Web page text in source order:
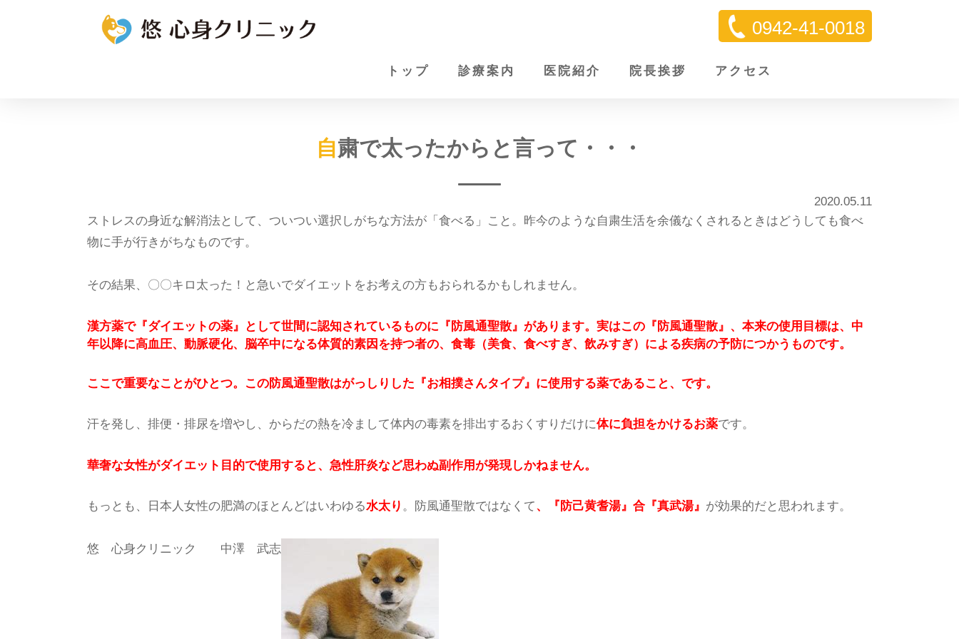
0942-41-0018
トップ 診療案内 医院紹介 院長挨拶 アクセス
自粛で太ったからと言って・・・
2020.05.11
ストレスの身近な解消法として、ついつい選択しがちな方法が「食べる」こと。昨今のような自粛生活を余儀なくされるときはどうしても食べ
物に手が行きがちなものです。
その結果、〇〇キロ太った！と急いでダイエットをお考えの方もおられるかもしれません。
漢方薬で『ダイエットの薬』として世間に認知されているものに『防風通聖散』があります。実はこの『防風通聖散』、本来の使用目標は、中
年以降に高血圧、動脈硬化、脳卒中になる体質的素因を持つ者の、食毒（美食、食べすぎ、飲みすぎ）による疾病の予防につかうものです。
ここで重要なことがひとつ。この防風通聖散はがっしりした『お相撲さんタイプ』に使用する薬であること、です。
汗を発し、排便・排尿を増やし、からだの熱を冷まして体内の毒素を排出するおくすりだけに体に負担をかけるお薬です。
華奢な女性がダイエット目的で使用すると、急性肝炎など思わぬ副作用が発現しかねません。
もっとも、日本人女性の肥満のほとんどはいわゆる水太り 。防風通聖散ではなくて、『防己黄耆湯』合『真武湯』 が効果的だと思われます。
悠 心身クリニック 中澤 武志